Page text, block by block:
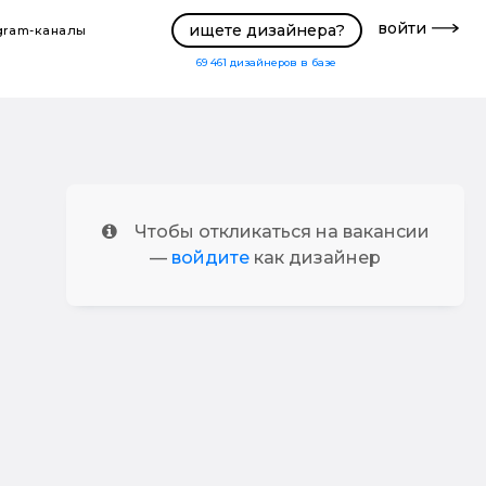
каналы ищете дизайнера?
69 461 дизайнеров в базе
войти
Чтобы откликаться на вакансии
— войдите как дизайнер